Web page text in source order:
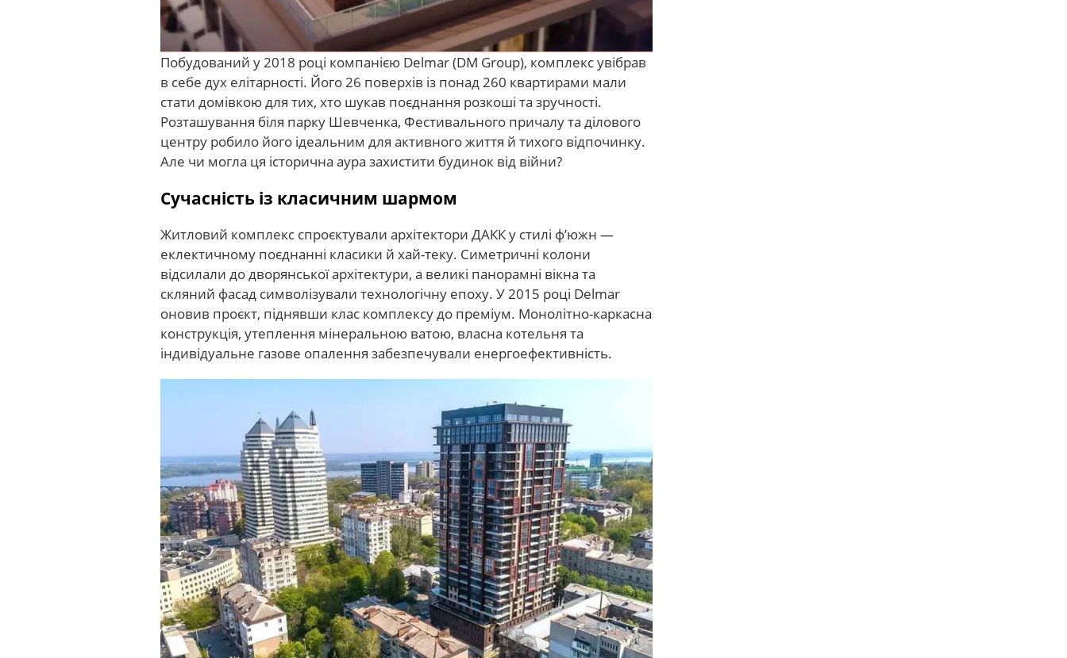
Побудований у 2018 році компанією Delmar (DM Group), комплекс увібрав
в себе дух елітарності. Його 26 поверхів із понад 260 квартирами мали
стати домівкою для тих, хто шукав поєднання розкоші та зручності.
Розташування біля парку Шевченка, Фестивального причалу та ділового
центру робило його ідеальним для активного життя й тихого відпочинку.
Але чи могла ця історична аура захистити будинок від війни?
Сучасність із класичним шармом
Житловий комплекс спроєктували архітектори ДАКК у стилі ф’южн —
еклектичному поєднанні класики й хай-теку. Симетричні колони
відсилали до дворянської архітектури, а великі панорамні вікна та
скляний фасад символізували технологічну епоху. У 2015 році Delmar
оновив проєкт, піднявши клас комплексу до преміум. Монолітно-каркасна
конструкція, утеплення мінеральною ватою, власна котельня та
індивідуальне газове опалення забезпечували енергоефективність.